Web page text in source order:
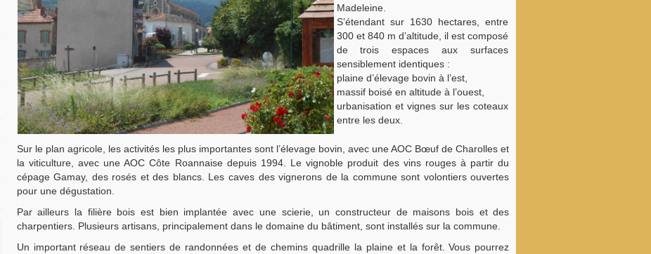
Madeleine.
S’étendant sur 1630 hectares, entre
300 et 840 m d’altitude, il est composé
de trois espaces aux surfaces
sensiblement identiques :
plaine d’élevage bovin à l’est,
massif boisé en altitude à l’ouest,
urbanisation et vignes sur les coteaux
entre les deux.
Sur le plan agricole, les activités les plus importantes sont l’élevage bovin, avec une AOC Bœuf de Charolles et
la viticulture, avec une AOC Côte Roannaise depuis 1994. Le vignoble produit des vins rouges à partir du
cépage Gamay, des rosés et des blancs. Les caves des vignerons de la commune sont volontiers ouvertes
pour une dégustation.
Par ailleurs la filière bois est bien implantée avec une scierie, un constructeur de maisons bois et des
charpentiers. Plusieurs artisans, principalement dans le domaine du bâtiment, sont installés sur la commune.
Un important réseau de sentiers de randonnées et de chemins quadrille la plaine et la forêt. Vous pourrez